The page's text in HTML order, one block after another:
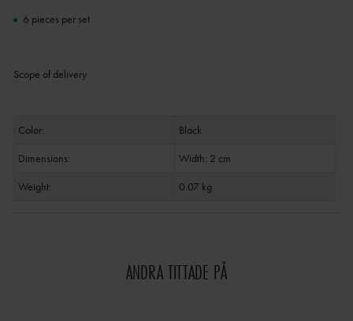
6 pieces per set
Scope of delivery
Color:
Black
Dimensions:
Width: 2 cm
Weight:
0.07 kg
ANDRA TITTADE PÅ